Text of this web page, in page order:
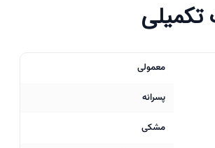
معمولی
پسرانه
مشکی